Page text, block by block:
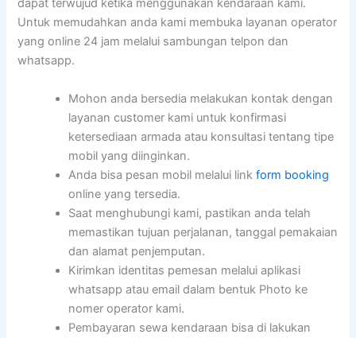
dapat terwujud ketika menggunakan kendaraan kami.
Untuk memudahkan anda kami membuka layanan operator
yang online 24 jam melalui sambungan telpon dan
whatsapp.
Mohon anda bersedia melakukan kontak dengan
layanan customer kami untuk konfirmasi
ketersediaan armada atau konsultasi tentang tipe
mobil yang diinginkan.
Anda bisa pesan mobil melalui linkform booking
online yang tersedia.
Saat menghubungi kami, pastikan anda telah
memastikan tujuan perjalanan, tanggal pemakaian
dan alamat penjemputan.
Kirimkan identitas pemesan melalui aplikasi
whatsapp atau email dalam bentuk Photo ke
nomer operator kami.
Pembayaran sewa kendaraan bisa di lakukan